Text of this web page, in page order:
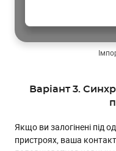
Варіант 3.
Якщо ви залогінені під
пристроях, ваша